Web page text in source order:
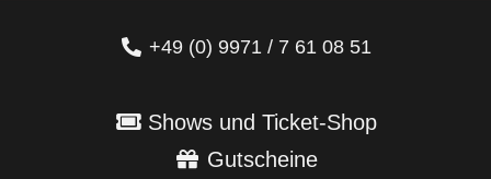
+49 (0) 9971 / 7 61 08 51
Shows und Ticket-Shop
Gutscheine